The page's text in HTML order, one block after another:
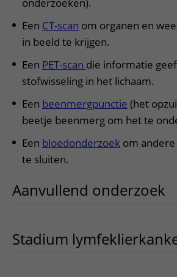
Een CT-scan om organen en
in beeld te krijgen.
Een PET-scan die informatie
stofwisseling in het lichaam.
Een beenmergpunctie (het
beetje beenmerg om het te
Een bloedonderzoek om
te sluiten.
Aanvullend onderzoek
Stadium